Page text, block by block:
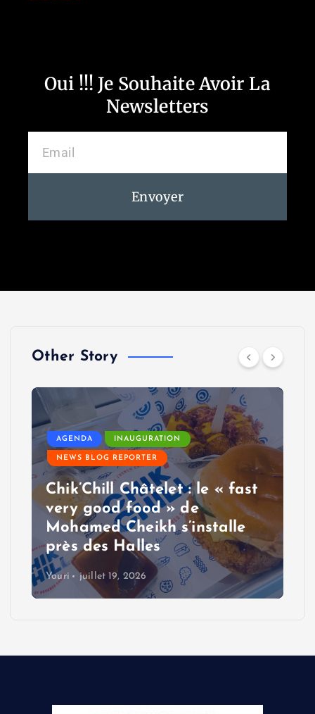
Oui !!! Je Souhaite Avoir La
Newsletters
Envoyer
Other Story
AGENDA INAUGURATION
NEWS BLOG REPORTER
Chik’Chill Châtelet : le « fast
very good food » de
Mohamed Cheikh s’installe
près des Halles
Youri juillet 19, 2026